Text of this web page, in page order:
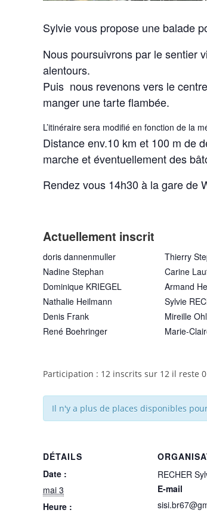
Sylvie vous propose une balade
Nous poursuivrons par le sentier
alentours.
Puis nous revenons vers le
manger une tarte flambée.
L’itinéraire sera modifié en fonction de la
Distance env.10 km et 100 m de
marche et éventuellement des
Rendez vous 14h30 à la gare de
Actuellement inscrit
doris dannenmuller
Nadine Stephan
Dominique KRIEGEL
Nathalie Heilmann
Denis Frank
René Boehringer
Thierry
Carine
Armand
Sylvie
Mireille
Marie-
Participation : 12 inscrits sur 12 il reste
Il n'y a plus de places disponibles
DÉTAILS
Date :
mai 3
Heure :
RECHER
E-mail